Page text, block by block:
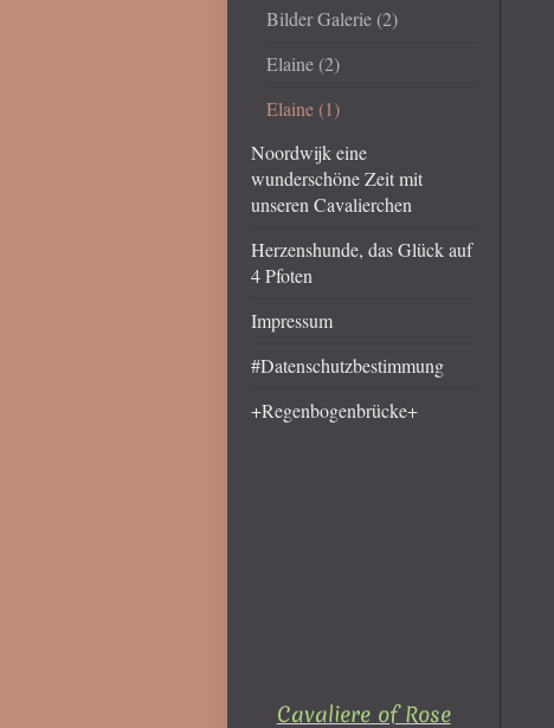
Bilder Galerie (2)
Elaine (2)
Elaine (1)
Noordwijk eine
wunderschöne Zeit mit
unseren Cavalierchen
Herzenshunde, das Glück auf
4 Pfoten
Impressum
#Datenschutzbestimmung
+Regenbogenbrücke+
Cavaliere of Rose